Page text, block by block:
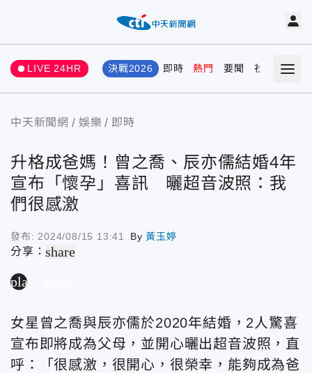
LIVE 24HR 決戰2026 即時 熱門 要聞 社會 娛樂
中天新聞網 娛樂 即時
升格成爸媽！曾之喬、辰亦儒結婚4年
宣布「懷孕」喜訊 曬超音波照：我
們很感激
發布: 2024/08/15 13:41 By黃玉婷
分享：share
play_arrow
女星曾之喬與辰亦儒於2020年結婚，2人驚喜
宣布即將成為父母，並開心曬出超音波照，直
呼：「很感激，很開心，很榮幸，能夠成為爸